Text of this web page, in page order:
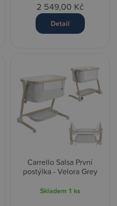
2 549,00 Kč
Detail
Carrello Salsa První
postýlka - Velora Grey
Skladem 1 ks